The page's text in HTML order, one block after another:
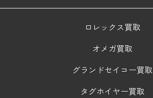
ロレックス買取
オメガ買取
グランドセイコー買取
タグホイヤー買取